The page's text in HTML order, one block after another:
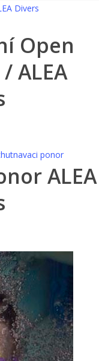
Open
ALEA
ALEA